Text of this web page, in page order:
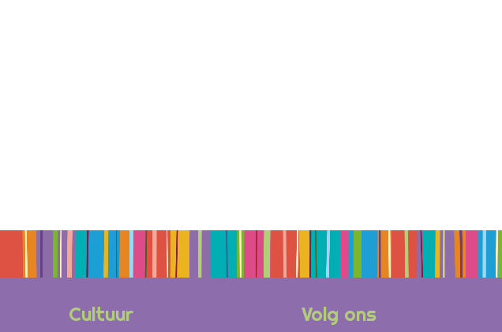
Cultuur Volg ons